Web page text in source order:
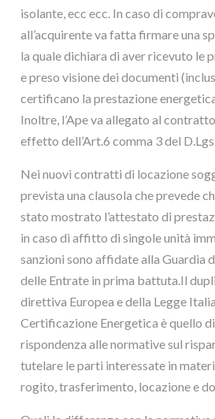
isolante, ecc ecc. In caso di
all’acquirente va fatta firmare una
la quale dichiara di aver ricevuto le
e preso visione dei documenti
certificano la prestazione
Inoltre, l’Ape va allegato al
effetto dell’Art.6 comma 3 del
Nei nuovi contratti di locazione
prevista una clausola che prevede
stato mostrato l’attestato di
in caso di affitto di singole unità
sanzioni sono affidate alla Guardia
delle Entrate in prima battuta.Il
direttiva Europea e della Legge
Certificazione Energetica è quello
rispondenza alle normative sul
tutelare le parti interessate in
rogito, trasferimento, locazione e